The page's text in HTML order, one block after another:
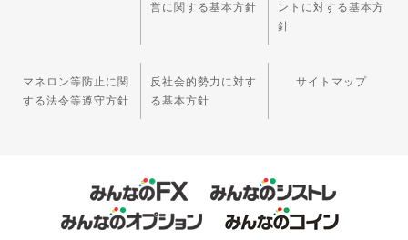
営に関する基本方針
ントに対する基本方
針
マネロン等防止に関
する法令等遵守方針
反社会的勢力に対す
る基本方針
サイトマップ